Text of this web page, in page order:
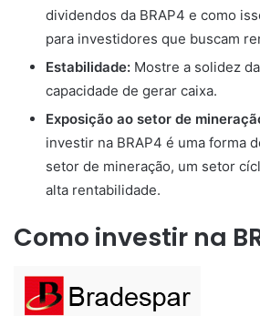
dividendos da BRAP4 e como
para investidores que buscam
Estabilidade: Mostre a solidez
capacidade de gerar caixa.
Exposição ao setor de
investir na BRAP4 é uma forma
setor de mineração, um setor
alta rentabilidade.
Como investir na